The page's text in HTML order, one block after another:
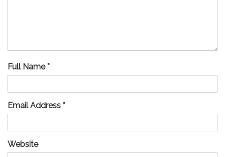
Full Name *
Email Address *
Website